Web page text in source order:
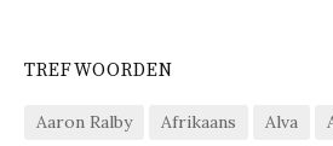
TREFWOORDEN
Aaron Ralby Afrikaans Alva